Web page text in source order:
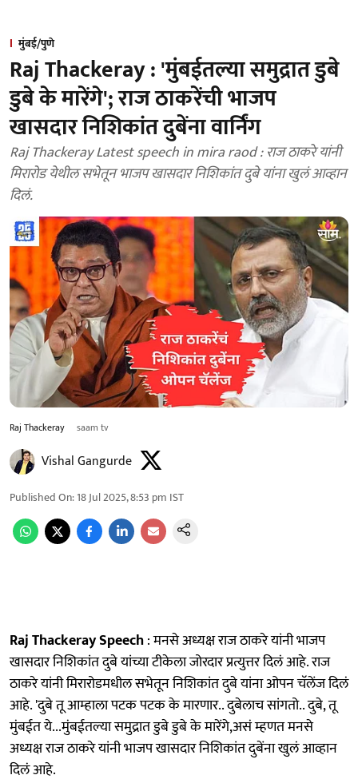
मुंबई/पुणे
Raj Thackeray : 'मुंबईतल्या समुद्रात डुबे
डुबे के मारेंगे'; राज ठाकरेंची भाजप
खासदार निशिकांत दुबेंना वार्निंग
Raj Thackeray Latest speech in mira raod : राज ठाकरे यांनी
मिरारोड येथील सभेतून भाजप खासदार निशिकांत दुबे यांना खुलं आव्हान
दिलं.
Raj Thackeray saam tv
Vishal Gangurde
Published On:18 Jul 2025, 8:53 pm IST
Raj Thackeray Speech: मनसे अध्यक्ष राज ठाकरे यांनी भाजप
खासदार निशिकांत दुबे यांच्या टीकेला जोरदार प्रत्युत्तर दिलं आहे. राज
ठाकरे यांनी मिरारोडमधील सभेतून निशिकांत दुबे यांना ओपन चॅलेंज दिलं
आहे. 'दुबे तू आम्हाला पटक पटक के मारणार.. दुबेलाच सांगतो.. दुबे, तू
मुंबईत ये...मुंबईतल्या समुद्रात डुबे डुबे के मारेंगे,असं म्हणत मनसे
अध्यक्ष राज ठाकरे यांनी भाजप खासदार निशिकांत दुबेंना खुलं आव्हान
दिलं आहे.